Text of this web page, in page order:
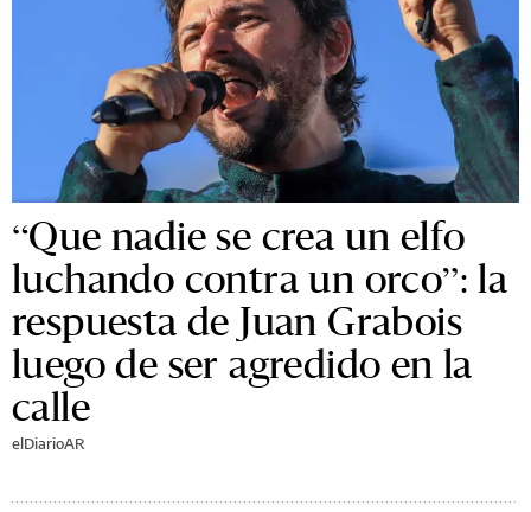
“Que nadie se crea un elfo
luchando contra un orco”: la
respuesta de Juan Grabois
luego de ser agredido en la
calle
elDiarioAR